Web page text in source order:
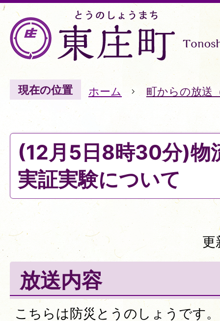
現在の位置 ホーム 町からの放送
(12月5日8時30分)物
実証実験について
更
放送内容
こちらは防災とうのしょうです。